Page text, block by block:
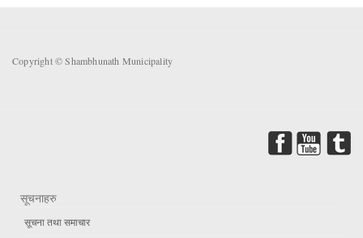
Copyright © Shambhunath Municipality
सूचनाहरु
सूचना तथा समाचार